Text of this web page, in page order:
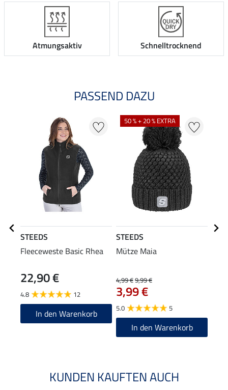
Atmungsaktiv Schnelltrocknend
PASSEND DAZU
STEEDS
Fleeceweste Basic Rhea
22,90 €
4.8 12
In den Warenkorb
50 % + 20 % EXTRA
STEEDS
Mütze Maia
4,99 €9,99 €
3,99 €
5.0 5
In den Warenkorb
KUNDEN KAUFTEN AUCH